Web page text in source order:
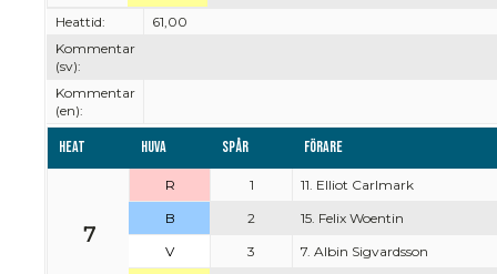
Heattid:
61,00
Kommentar
(sv):
Kommentar
(en):
Heat Huva Spår Förare
7
R 1
11. Elliot Carlmark
B
2
15. Felix Woentin
V
3
7. Albin Sigvardsson